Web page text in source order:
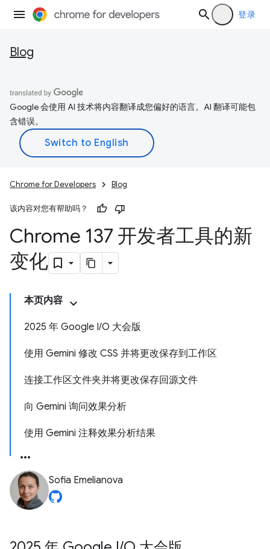
登录
Blog
Google 会使用 AI 技术将内容翻译成您偏好的语言。AI 翻译可能包
含错误。
Chrome for Developers Blog
该内容对您有帮助吗？
Chrome 137 开发者工具的新
变化
本页内容
2025 年 Google I/O 大会版
使用 Gemini 修改 CSS 并将更改保存到工作区
连接工作区文件夹并将更改保存回源文件
向 Gemini 询问效果分析
使用 Gemini 注释效果分析结果
Sofia Emelianova